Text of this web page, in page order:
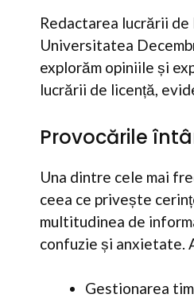
Redactarea lucrării
Universitatea
explorăm opiniile și
lucrării de licență,
Provocările
Una dintre cele mai
ceea ce privește
multitudinea de
confuzie și anxietate.
Gestionarea